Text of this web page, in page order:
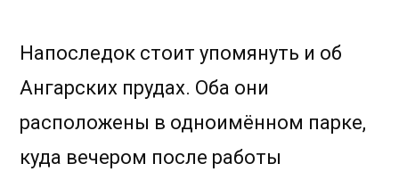
Напоследок стоит упомянуть и об
Ангарских прудах. Оба они
расположены в одноимённом парке,
куда вечером после работы